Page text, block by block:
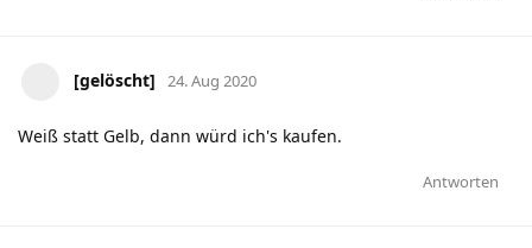
[gelöscht] 24. Aug 2020
Weiß statt Gelb, dann würd ich's kaufen.
Antworten